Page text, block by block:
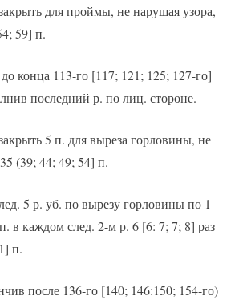
для проймы, не нарушая узора,
59] п.
до конца 113-го [117; 121; 125; 127-го]
последний р. по лиц. стороне.
5 п. для выреза горловины, не
(39; 44; 49; 54] п.
5 р. уб. по вырезу горловины по 1
в каждом след. 2-м р. 6 [6: 7; 7; 8] раз
п.
после 136-го [140; 146:150; 154-го)